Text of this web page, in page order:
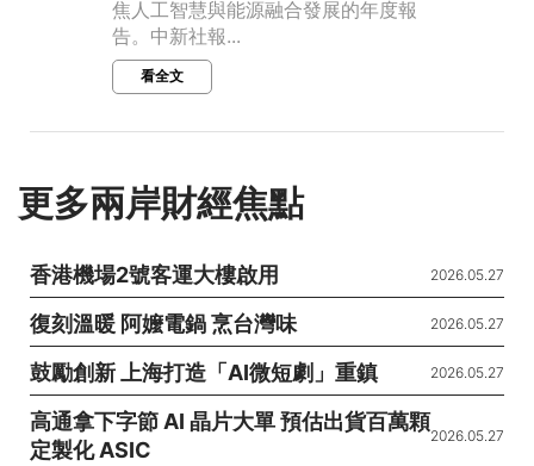
焦人工智慧與能源融合發展的年度報
告。中新社報...
看全文
更多兩岸財經焦點
香港機場2號客運大樓啟用 2026.05.27
復刻溫暖 阿嬤電鍋 烹台灣味 2026.05.27
鼓勵創新 上海打造「AI微短劇」重鎮 2026.05.27
高通拿下字節 AI 晶片大單 預估出貨百萬顆
定製化 ASIC
2026.05.27